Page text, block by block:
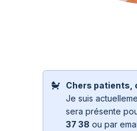
Chers patients,
Je suis
sera présente
37 38 ou par